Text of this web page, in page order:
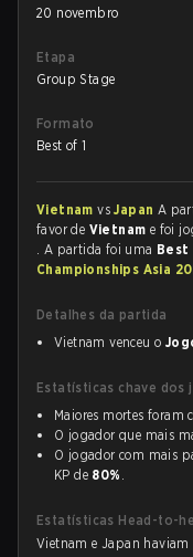
20 novembro
Etapa
Group Stage
Formato
Best of 1
VietnamvsJapan A
favor de Vietnam e foi
. A partida foi uma Best
Championships Asia
Detalhes da partida
Vietnam venceu o
Estatísticas chave dos
Maiores mortes foram
O jogador que mais
O jogador com mais
KP de 80% .
Estatísticas Head-to-
Vietnam e Japan haviam